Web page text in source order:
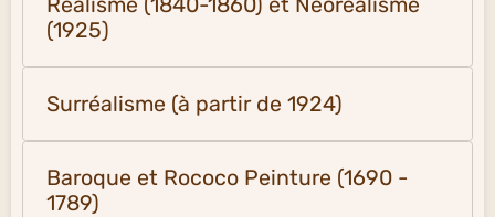
(1925)
Surréalisme (à partir de 1924)
Baroque et Rococo Peinture (1690 -
1789)